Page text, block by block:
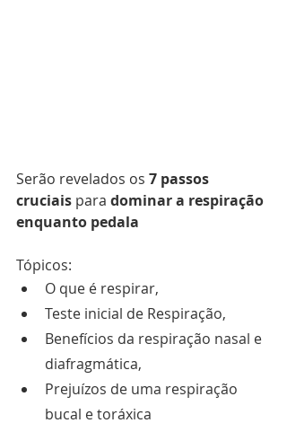
Serão revelados os 7 passos
cruciais para dominar a respiração
enquanto pedala
Tópicos:
O que é respirar,
Teste inicial de Respiração,
Benefícios da respiração nasal e
diafragmática,
Prejuízos de uma respiração
bucal e toráxica